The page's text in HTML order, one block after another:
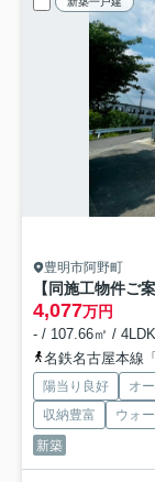
豊明市阿野町
【同施工物件
4,077万円
- / 107.66㎡ /
名鉄名古屋本線
陽当り良好 オ
収納豊富
ウォ
新築